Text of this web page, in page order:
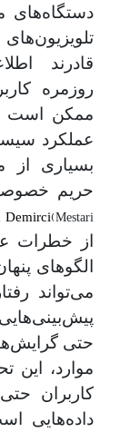
دستگاه‌های
قادرند
روزمره
ممکن است
عملکرد
بسیاری از
حریم
(Mestari
Demirci
از خطرات
الگوهای
می‌تواند
حتی
موارد، این
کاربران
داده‌هایی